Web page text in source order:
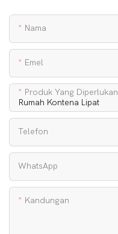
Nama
Emel
Produk Yang Diperlukan
Telefon
WhatsApp
Kandungan